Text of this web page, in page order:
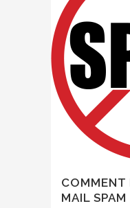
COMMENT
MAIL SPAM